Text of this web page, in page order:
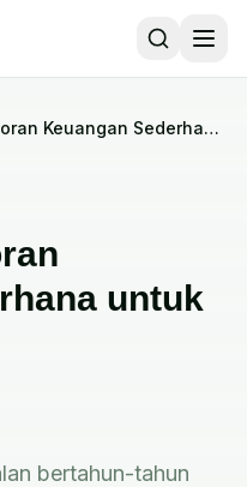
Keuangan Sederhana
untuk
bertahun-tahun